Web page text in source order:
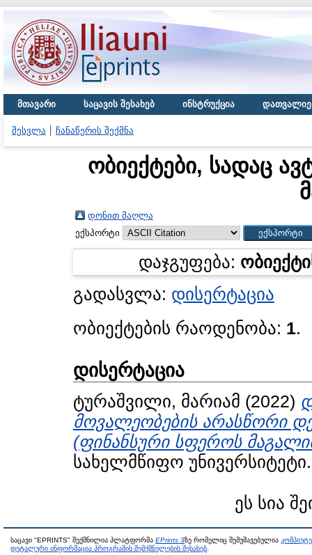
მთავარი საცავის შესახებ ინსტრუქცია
შესვლა ჩანაწერის შექმნა
ობიექტები, სადაც
დონით მაღლა
ექსპორტი
დაჯგუფება:
გადასვლა: დისერტაცია
ობიექტების რაოდენობა: 1.
დისერტაცია
ტურაშვილი, მარიამ (2022)
მოვალეობების არასწორი
(ფინანსური სფეროს
სახელმწიფო უნივერსიტეტი.
ეს სია
საცავი "EPRINTS" შექმნილია პლატფორმა EPrints 3ზე რომელიც შემუშავებულია
დეტალური ინფორმაცია პროგრამის შემქმნელების შესახებ